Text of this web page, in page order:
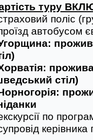
туру
поліс
автобусом
стіл)
по
керівника